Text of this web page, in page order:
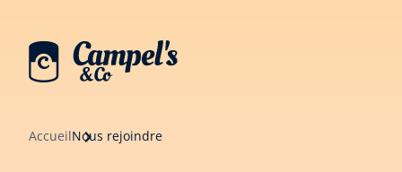
AccueilNous rejoindre